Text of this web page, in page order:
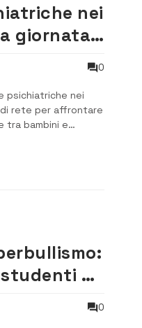
nei
giornata
0
psichiatriche nei
rete per affrontare
tra bambini e
sede della
viale Epipoli 72, il
e
0